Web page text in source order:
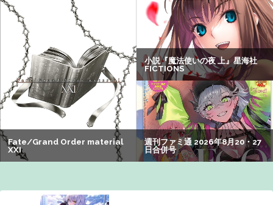
【衝撃】34歳ニート、『エロ漫画』で人生逆転
【朗報】アマガミの棚町薫さん、最新絵でめっちゃ可愛く
なる：26/08/03のニュース
【画像】20年前のAV、キチガイすぎるwwwwww
【速報】ひろゆき、離婚wwwwww
【謎】アキバが夜のお店だらけになってしまった理由、誰
にも分からないｗｗｗｗ：26/08/08のニュース